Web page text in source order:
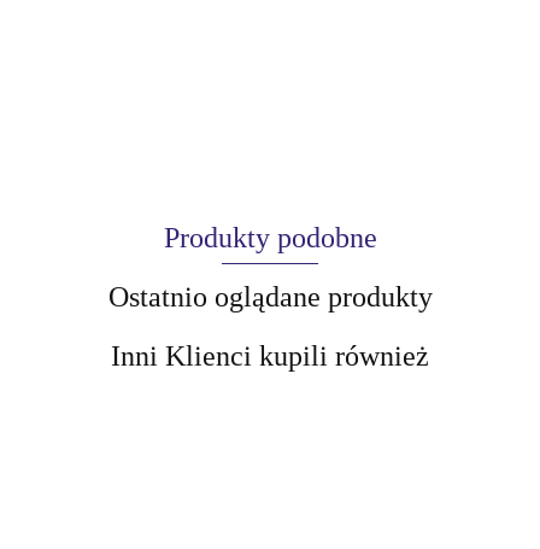
Produkty podobne
Ostatnio oglądane produkty
Inni Klienci kupili również